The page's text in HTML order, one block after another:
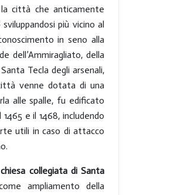
la città che anticamente
più vicino al
in seno alla
dell’Ammiragliato, della
Tecla degli arsenali,
venne dotata di una
alle spalle, fu edificato
e il 1468, includendo
utili in caso di attacco
chiesa collegiata di Santa
ampliamento della